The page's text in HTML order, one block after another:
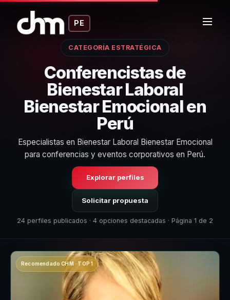
PE
CATEGORÍA ESTRATÉGICA
Conferencistas de
Bienestar Laboral
Bienestar Emocional en
Perú
Especialistas en Bienestar Laboral Bienestar Emocional
para conferencias y eventos corporativos en Perú.
Explorar perfiles
Solicitar propuesta
24 perfiles publicados · 4 opciones destacadas · Página 1 de 2
Recomendado CHM · TOP 1